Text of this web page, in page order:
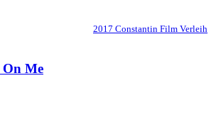
2017 Constantin Film Verleih
Me